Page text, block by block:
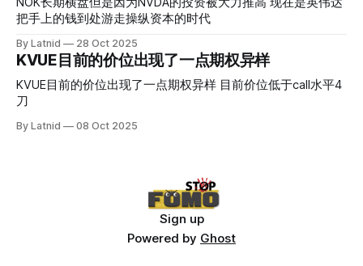
把手上的钱到处游走操纵资本的时代
By Latnid 28 Oct 2025
KVUE目前的价位出现了一点期权异样
KVUE目前的价位出现了一点期权异样 目前价位低于call水平4
刀
By Latnid 08 Oct 2025
Sign up
Powered by Ghost